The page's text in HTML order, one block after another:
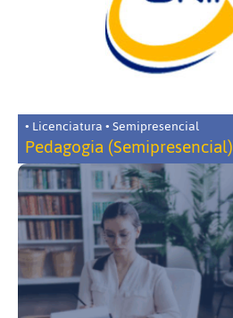
• Licenciatura • Semipresencial
Pedagogia (Semipresencial)